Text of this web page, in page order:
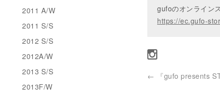
gufoのオンライン
https://ec.gufo-
← 『gufo presents
2011 A/W
2011 S/S
2012 S/S
2012A/W
2013 S/S
2013F/W